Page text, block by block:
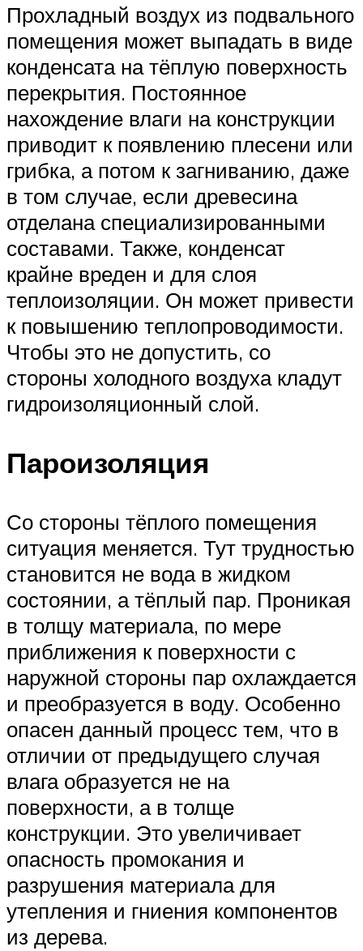
Прохладный воздух из подвального
помещения может выпадать в виде
конденсата на тёплую поверхность
перекрытия. Постоянное
нахождение влаги на конструкции
приводит к появлению плесени или
грибка, а потом к загниванию, даже
в том случае, если древесина
отделана специализированными
составами. Также, конденсат
крайне вреден и для слоя
теплоизоляции. Он может привести
к повышению теплопроводимости.
Чтобы это не допустить, со
стороны холодного воздуха кладут
гидроизоляционный слой.
Пароизоляция
Со стороны тёплого помещения
ситуация меняется. Тут трудностью
становится не вода в жидком
состоянии, а тёплый пар. Проникая
в толщу материала, по мере
приближения к поверхности с
наружной стороны пар охлаждается
и преобразуется в воду. Особенно
опасен данный процесс тем, что в
отличии от предыдущего случая
влага образуется не на
поверхности, а в толще
конструкции. Это увеличивает
опасность промокания и
разрушения материала для
утепления и гниения компонентов
из дерева.